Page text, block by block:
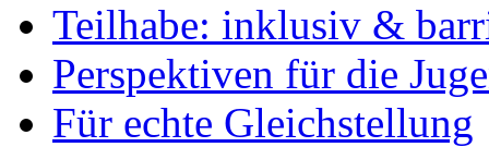
Teilhabe: inklusiv &
Perspektiven für die
Für echte Gleichstellung